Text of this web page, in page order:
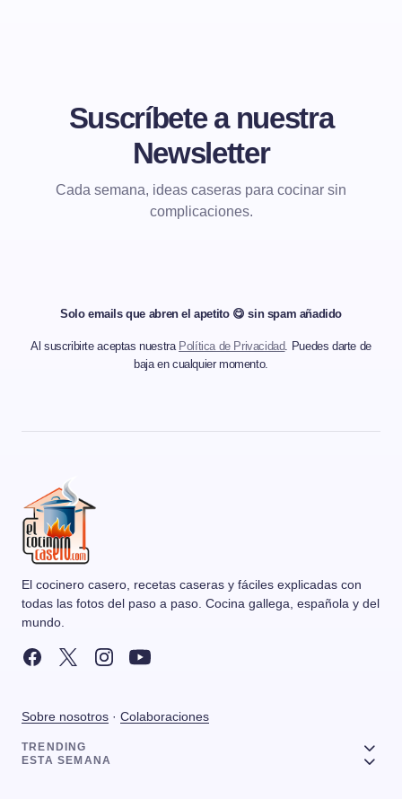
Suscríbete a nuestra
Newsletter
Cada semana, ideas caseras para cocinar sin
complicaciones.
Solo emails que abren el apetito 😋 sin spam añadido
Al suscribirte aceptas nuestra Política de Privacidad. Puedes darte de
baja en cualquier momento.
El cocinero casero, recetas caseras y fáciles explicadas con
todas las fotos del paso a paso. Cocina gallega, española y del
mundo.
Sobre nosotros · Colaboraciones
TRENDING
ESTA SEMANA